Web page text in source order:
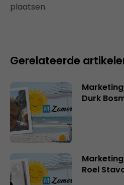
plaatsen.
Gerelateerde
Durk
Roel